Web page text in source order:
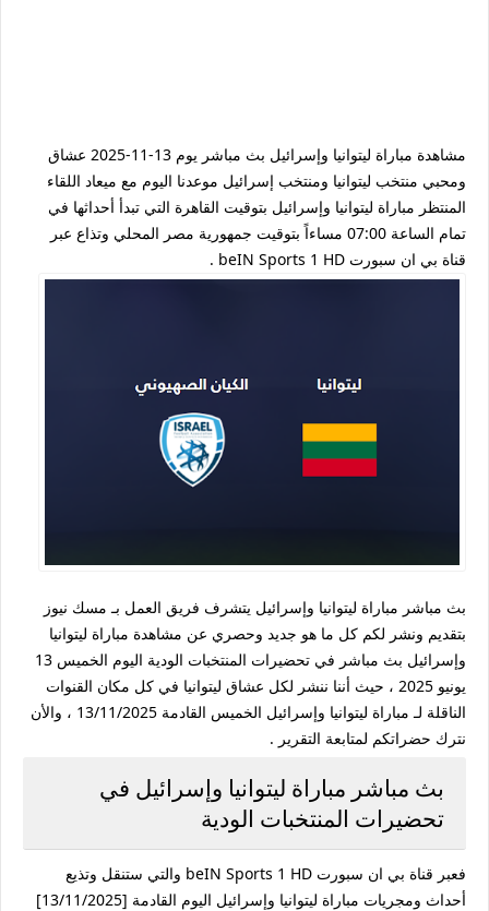
مشاهدة مباراة ليتوانيا وإسرائيل بث مباشر يوم 13-11-2025 عشاق
ومحبي منتخب ليتوانيا ومنتخب إسرائيل موعدنا اليوم مع ميعاد اللقاء
المنتظر مباراة ليتوانيا وإسرائيل بتوقيت القاهرة التي تبدأ أحداثها في
تمام الساعة 07:00 مساءاً بتوقيت جمهورية مصر المحلي وتذاع عبر
قناة بي ان سبورت beIN Sports 1 HD .
بث مباشر مباراة ليتوانيا وإسرائيل يتشرف فريق العمل بـ مسك نيوز
بتقديم ونشر لكم كل ما هو جديد وحصري عن مشاهدة مباراة ليتوانيا
وإسرائيل بث مباشر في تحضيرات المنتخبات الودية اليوم الخميس 13
يونيو 2025 ، حيث أننا ننشر لكل عشاق ليتوانيا في كل مكان القنوات
الناقلة لـ مباراة ليتوانيا وإسرائيل الخميس القادمة 13/11/2025 ، والأن
نترك حضراتكم لمتابعة التقرير .
بث مباشر مباراة ليتوانيا وإسرائيل في
تحضيرات المنتخبات الودية
فعبر قناة بي ان سبورت beIN Sports 1 HD والتي ستنقل وتذيع
أحداث ومجريات مباراة ليتوانيا وإسرائيل اليوم القادمة [13/11/2025]